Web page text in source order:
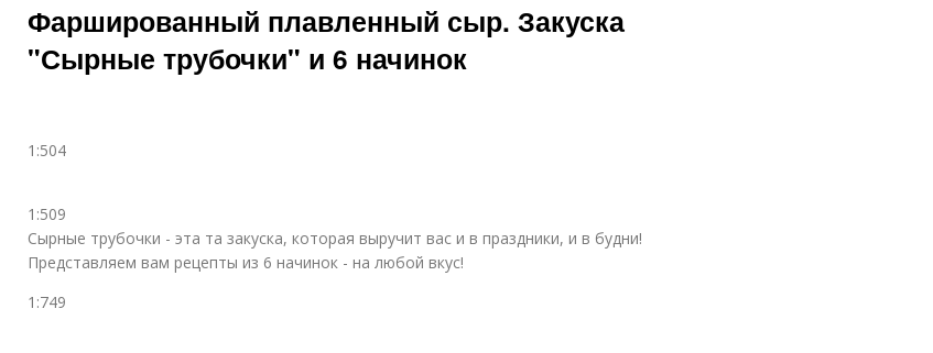
Фаршированный плавленный сыр. Закуска
"Сырные трубочки" и 6 начинок
1:504
1:509
Сырные трубочки - эта та закуска, которая выручит вас и в праздники, и в будни!
Представляем вам рецепты из 6 начинок - на любой вкус!
1:749